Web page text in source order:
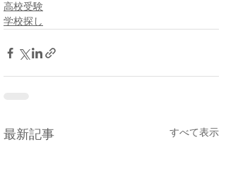
高校受験
学校探し
最新記事 すべて表示